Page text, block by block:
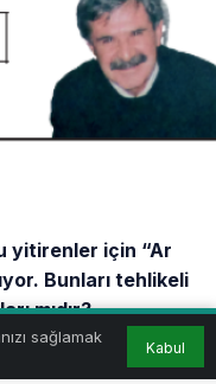
yitirenler için “Ar
Bunları tehlikeli
mıdır?
ahlaken sorunlu
sağlamak
Kabul